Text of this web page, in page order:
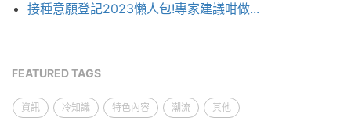
接種意願登記2023懶人包!專家建議咁做...
FEATURED TAGS
資訊 冷知識 特色內容 潮流 其他